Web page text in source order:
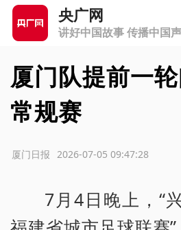
央广网
讲好中国故事 传播中国
厦门队提前一
常规赛
2026-07-05 09:47:28
厦门日报
7月4日晚上，“